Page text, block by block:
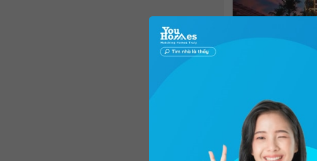
Theo đại diện